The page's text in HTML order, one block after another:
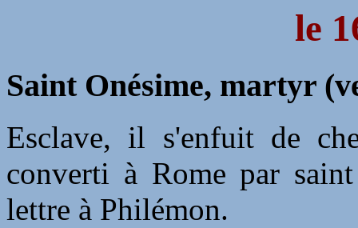
le
Saint Onésime, martyr
Esclave, il s'enfuit de
converti à Rome par
lettre à Philémon.